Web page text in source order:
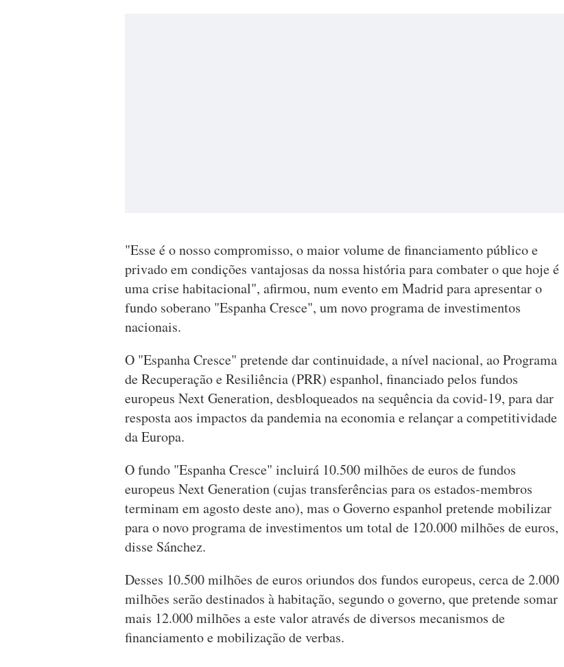
"Esse é o nosso compromisso, o maior volume de financiamento público e
privado em condições vantajosas da nossa história para combater o que hoje é
uma crise habitacional", afirmou, num evento em Madrid para apresentar o
fundo soberano "Espanha Cresce", um novo programa de investimentos
nacionais.
O "Espanha Cresce" pretende dar continuidade, a nível nacional, ao Programa
de Recuperação e Resiliência (PRR) espanhol, financiado pelos fundos
europeus Next Generation, desbloqueados na sequência da covid-19, para dar
resposta aos impactos da pandemia na economia e relançar a competitividade
da Europa.
O fundo "Espanha Cresce" incluirá 10.500 milhões de euros de fundos
europeus Next Generation (cujas transferências para os estados-membros
terminam em agosto deste ano), mas o Governo espanhol pretende mobilizar
para o novo programa de investimentos um total de 120.000 milhões de euros,
disse Sánchez.
Desses 10.500 milhões de euros oriundos dos fundos europeus, cerca de 2.000
milhões serão destinados à habitação, segundo o governo, que pretende somar
mais 12.000 milhões a este valor através de diversos mecanismos de
financiamento e mobilização de verbas.